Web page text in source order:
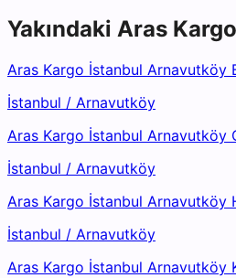
Yakındaki Aras Kargo
Aras Kargo İstanbul Arnavutköy
İstanbul / Arnavutköy
Aras Kargo İstanbul Arnavutköy
İstanbul / Arnavutköy
Aras Kargo İstanbul Arnavutköy
İstanbul / Arnavutköy
Aras Kargo İstanbul Arnavutköy